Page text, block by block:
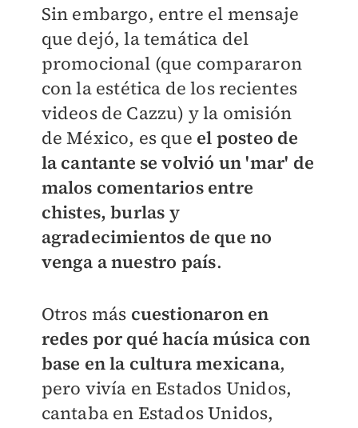
Sin embargo, entre el mensaje
que dejó, la temática del
promocional (que compararon
con la estética de los recientes
videos de Cazzu) y la omisión
de México, es que el posteo de
la cantante se volvió un 'mar' de
malos comentarios entre
chistes, burlas y
agradecimientos de que no
venga a nuestro país.
Otros más cuestionaron en
redes por qué hacía música con
base en la cultura mexicana,
pero vivía en Estados Unidos,
cantaba en Estados Unidos,